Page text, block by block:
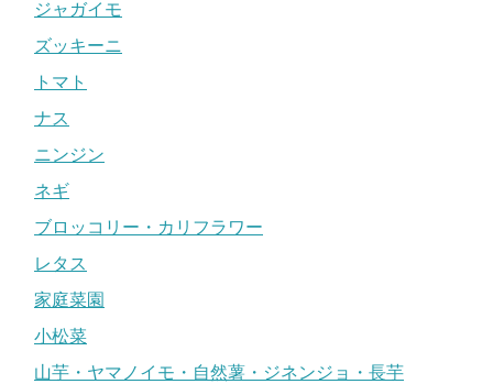
ジャガイモ
ズッキーニ
トマト
ナス
ニンジン
ネギ
ブロッコリー・カリフラワー
レタス
家庭菜園
小松菜
山芋・ヤマノイモ・自然薯・ジネンジョ・長芋